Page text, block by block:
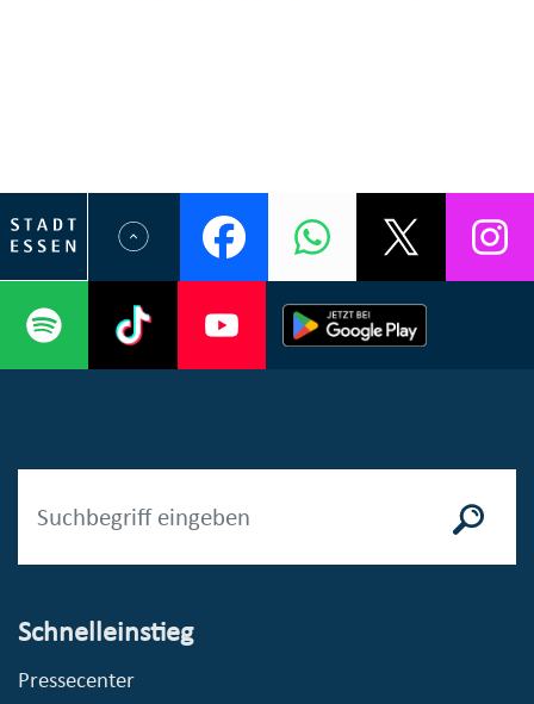
Schnelleinstieg
Pressecenter